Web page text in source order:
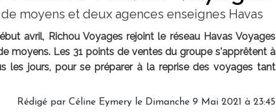
moyens et deux agences enseignes Havas
avril, Richou Voyages rejoint le réseau Havas Voyages
moyens. Les 31 points de ventes du groupe s'apprêtent à
les jours, pour se préparer à la reprise des voyages tant
Rédigé par Céline Eymery le Dimanche 9 Mai 2021 à 23:45